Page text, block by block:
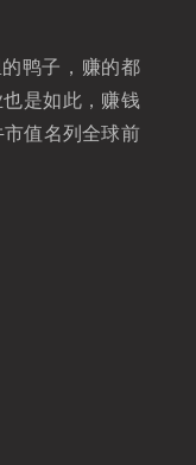
鸭子，赚的都
是如此，赚钱
值名列全球前